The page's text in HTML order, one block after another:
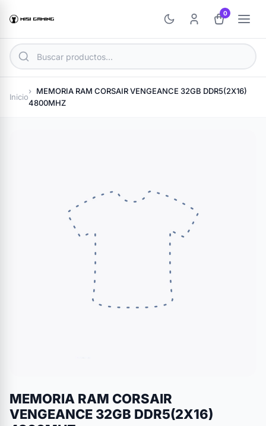
0
Inicio
MEMORIA RAM CORSAIR VENGEANCE 32GB DDR5(2X16)
4800MHZ
MEMORIA RAM CORSAIR
VENGEANCE 32GB DDR5(2X16)